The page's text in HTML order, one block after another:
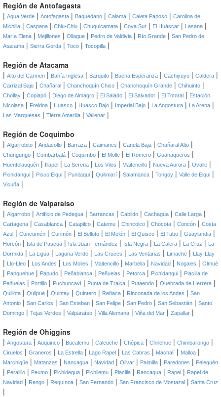
Región de Antofagasta
| Agua Verde | Antofagasta | Baquedano | Calama | Caleta Paposo | Carolina de
Michilla | Caspana | Chiu-Chiu | Chuquicamata | Coya Sur | El Huáscar | Lasana |
María Elena | Mejillones | Ollague | Pedro de Valdivia | Río Grande | San Pedro de
Atacama | Sierra Gorda | Toco | Tocopilla |
Región de Atacama
| Alto del Carmen | Bahía Inglesa | Barquito | Buena Esperanza | Cachiyuyo | Caldera |
Carrizal Bajo | Chañaral | Chanchoquín Chico | Chanchoquín Grande | Chihuinto |
Chollay | Copiapó | Diego de Almagro | El Salado | El Salvador | El Totoral | Estación
Nicolasa | Freirina | Huasco | Huasco Bajo | Imperial Bajo | La Angostura | La Arena |
Las Marquesas | Tierra Amarilla | Vallenar |
Región de Coquimbo
| Algarrobito | Andacollo | Barraza | Caimanes | Canela Baja | Chañaral Alto |
Chungungo | Combarbalá | Coquimbo | El Molle | El Romero | Guanaqueros |
Huentelauquén | Illapel | La Serena | Los Vilos | Maitencillo | Nueva Aurora | Ovalle |
Pichidangui | Pisco Elqui | Punitaqui | Quilimarí | Salamanca | Tongoy | Valle de Elqui |
Vicuña |
Región de Valparaíso
| Algarrobo | Artificio de Pedegua | Barrancas | Cabildo | Cachagua | Calle Larga |
Cartagena | Casablanca | Catapilco | Catemu | Chincolco | Chocota | Concón | Costa
Azul | Cuncumén | Curimón | El Belloto | El Melón | El Quisco | El Tabo | Guaylandia |
Horcón | Isla de Pascua | Isla Juan Fernández | Isla Negra | La Calera | La Cruz |
La
Dormida | La Ligua | Laguna Verde | Las Cruces | Las Ventanas | Limache | Llay-Llay
| Llo-Lleo | Los Andes | Los Molles | Maitencillo | Marbella | Navidad | Nogales | Olmué
| Panquehue | Papudo | Peñablanca | Peñuelas | Petorca | Pichidangui | Placilla de
Peñuelas | Portillo | Puchuncaví | Punta de Tralca | Putaendo | Quebrada de Herrera |
Quillota | Quilpué | Quintay | Quintero | Reñaca | Rinconada de los Andes | San
Antonio | San Carlos | San Esteban | San Felipe | San Pedro | San Sebastián | Santo
Domingo | Tejas Verdes | Valparaíso | Villa Alemana | Viña del Mar | Zapallar |
Región de Ohiggins
| Angostura | Auquinco | Bucalemu | Caleuche | Chépica | Chillehue | Chimbarongo |
Ciruelos | Graneros | La Estrella | Lago Rapel | Las Cabras | Machalí | Malloa |
Marchigüe | Matanzas | Nancagua | Navidad | Olivar | Palmilla | Paredones | Pelequén
| Peralillo | Peumo | Pichidegua | Pichilemu | Placilla | Rancagua | Rapel | Rapel de
Navidad | Rengo | Requínoa | San Fernando | San Francisco de Mostazal | Santa Cruz
|